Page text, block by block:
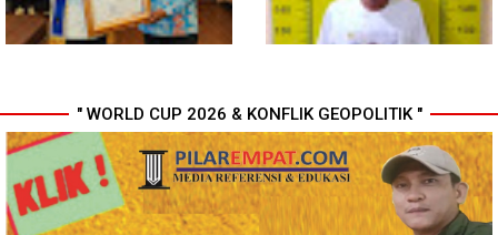
Wali Kota Medan Dikukuhkan
Jadi Duta Penggerak Ayah
Teladan, Rico Waas: Jabatan
Tertinggi Pria Dalam Keluarga
Polresta Deli Serdang Bekuk
Dua orang Pengedar Narkoba
di Pagar Merbau
" WORLD CUP 2026 & KONFLIK GEOPOLITIK "